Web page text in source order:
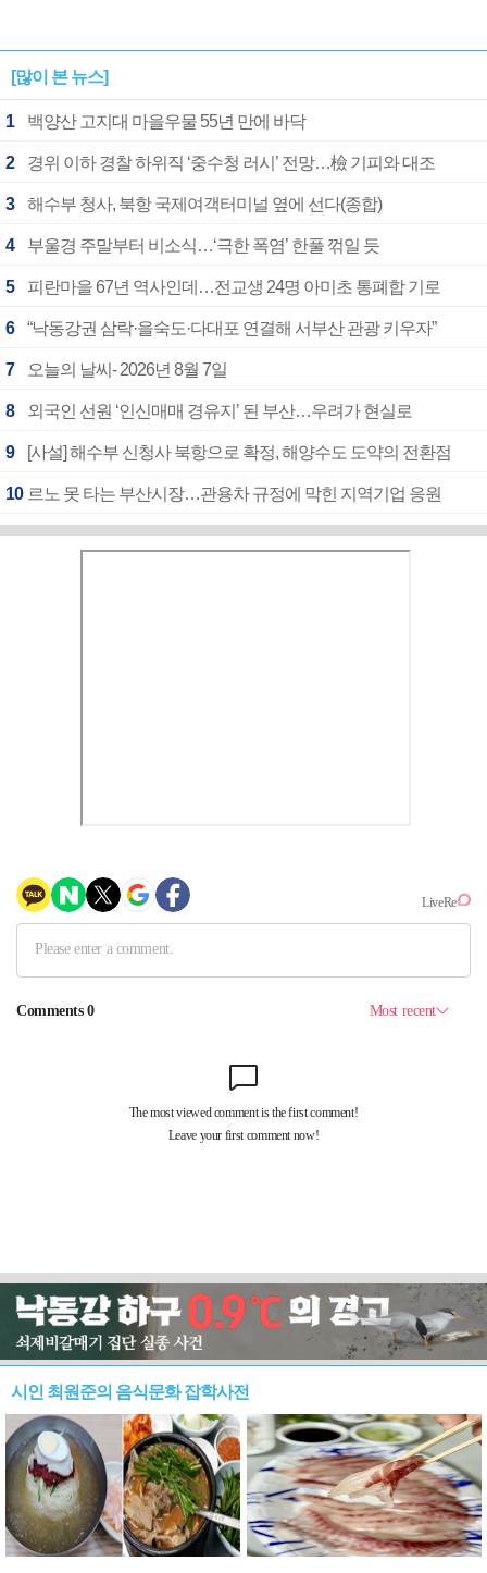
[많이 본 뉴스]
1 백양산 고지대 마을우물 55년 만에 바닥
2 경위 이하 경찰 하위직 ‘중수청 러시’ 전망…檢 기피와 대조
3 해수부 청사, 북항 국제여객터미널 옆에 선다(종합)
4 부울경 주말부터 비소식…‘극한 폭염’ 한풀 꺾일 듯
5 피란마을 67년 역사인데…전교생 24명 아미초 통폐합 기로
6 “낙동강권 삼락·을숙도·다대포 연결해 서부산 관광 키우자”
7 오늘의 날씨- 2026년 8월 7일
8 외국인 선원 ‘인신매매 경유지’ 된 부산…우려가 현실로
9 [사설] 해수부 신청사 북항으로 확정, 해양수도 도약의 전환점
10 르노 못 타는 부산시장…관용차 규정에 막힌 지역기업 응원
시인 최원준의 음식문화 잡학사전